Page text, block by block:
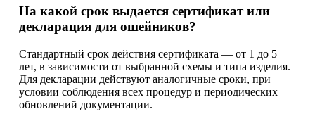
На какой срок выдается сертификат или
декларация для ошейников?
Стандартный срок действия сертификата — от 1 до 5
лет, в зависимости от выбранной схемы и типа изделия.
Для декларации действуют аналогичные сроки, при
условии соблюдения всех процедур и периодических
обновлений документации.